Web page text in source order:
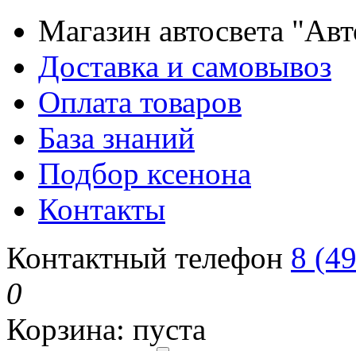
Магазин автосвета
Доставка и самовывоз
Оплата товаров
База знаний
Подбор ксенона
Контакты
Контактный телефон 8
0
Корзина: пуста